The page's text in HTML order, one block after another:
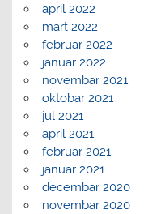
april 2022
mart 2022
februar 2022
januar 2022
novembar 2021
oktobar 2021
jul 2021
april 2021
februar 2021
januar 2021
decembar 2020
novembar 2020